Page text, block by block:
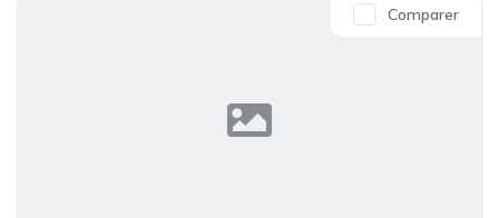
Comparer